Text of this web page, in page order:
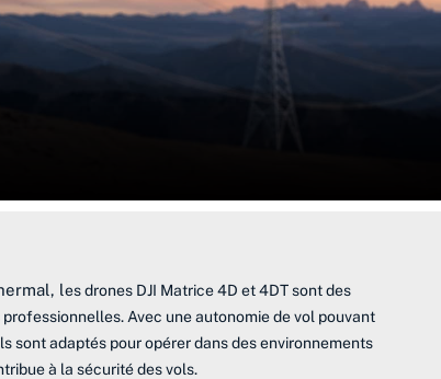
les drones DJI Matrice 4D et 4DT sont des
Avec une autonomie de vol pouvant
sont adaptés pour opérer dans des environnements
à la sécurité des vols.